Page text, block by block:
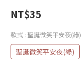
NT$35
款式 : 聖誕微笑平安夜(綠)
聖誕微笑平安夜(綠)